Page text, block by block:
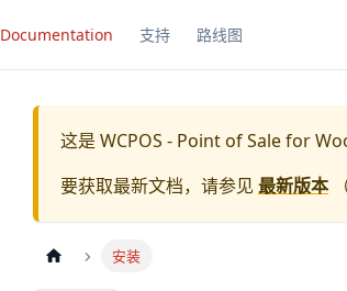
Documentation 支持 路线图
这是 WCPOS - Point of Sale for
要获取最新文档，请参见 最新版本
安装